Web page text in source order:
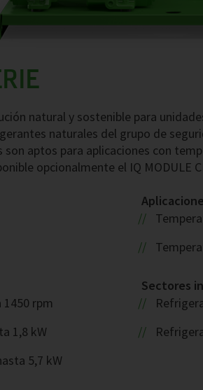
natural y sostenible para
naturales del grupo de
aptos para aplicaciones con
opcionalmente el IQ MODULE
1450 rpm
1,8 kW
5,7 kW
Sectores